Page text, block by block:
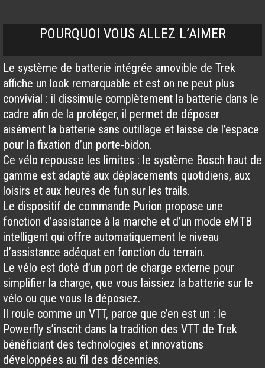
POURQUOI VOUS ALLEZ L’AIMER
Le système de batterie intégrée amovible de Trek
affiche un look remarquable et est on ne peut plus
convivial : il dissimule complètement la batterie dans le
cadre afin de la protéger, il permet de déposer
aisément la batterie sans outillage et laisse de l’espace
pour la fixation d’un porte-bidon.
Ce vélo repousse les limites : le système Bosch haut de
gamme est adapté aux déplacements quotidiens, aux
loisirs et aux heures de fun sur les trails.
Le dispositif de commande Purion propose une
fonction d’assistance à la marche et d’un mode eMTB
intelligent qui offre automatiquement le niveau
d’assistance adéquat en fonction du terrain.
Le vélo est doté d’un port de charge externe pour
simplifier la charge, que vous laissiez la batterie sur le
vélo ou que vous la déposiez.
Il roule comme un VTT, parce que c’en est un : le
Powerfly s’inscrit dans la tradition des VTT de Trek
bénéficiant des technologies et innovations
développées au fil des décennies.